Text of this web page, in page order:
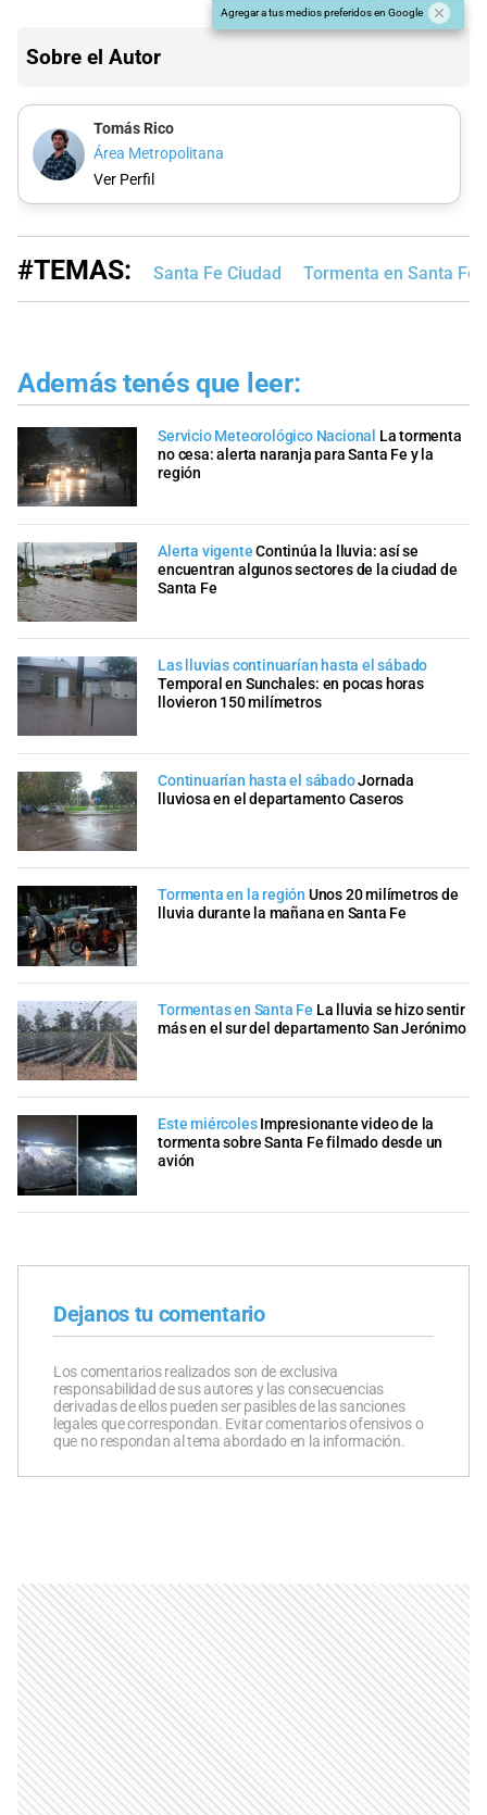
Agregar a tus medios preferidos en Google
Sobre el Autor
Tomás Rico
Área Metropolitana
Ver Perfil
#TEMAS: Santa Fe Ciudad Tormenta en Santa Fe
Además tenés que leer:
Servicio Meteorológico Nacional La tormenta
no cesa: alerta naranja para Santa Fe y la
región
Alerta vigenteContinúa la lluvia: así se
encuentran algunos sectores de la ciudad de
Santa Fe
Las lluvias continuarían hasta el sábado
Temporal en Sunchales: en pocas horas
llovieron 150 milímetros
Continuarían hasta el sábadoJornada
lluviosa en el departamento Caseros
Tormenta en la región Unos 20 milímetros de
lluvia durante la mañana en Santa Fe
Tormentas en Santa Fe La lluvia se hizo sentir
más en el sur del departamento San Jerónimo
Este miércoles Impresionante video de la
tormenta sobre Santa Fe filmado desde un
avión
Dejanos tu comentario
Los comentarios realizados son de exclusiva
responsabilidad de sus autores y las consecuencias
derivadas de ellos pueden ser pasibles de las sanciones
legales que correspondan. Evitar comentarios ofensivos o
que no respondan al tema abordado en la información.